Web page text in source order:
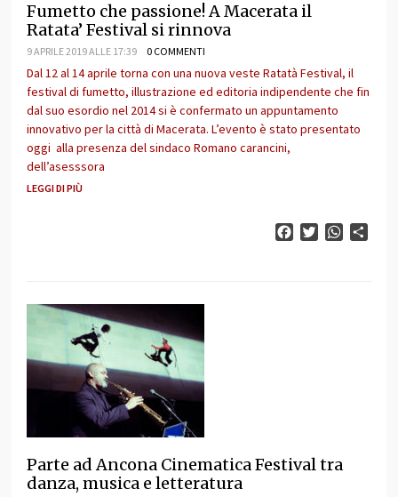
Fumetto che passione! A Macerata il
Ratata’ Festival si rinnova
9 APRILE 2019 ALLE 17:39 0 COMMENTI
Dal 12 al 14 aprile torna con una nuova veste Ratatà Festival, il
festival di fumetto, illustrazione ed editoria indipendente che fin
dal suo esordio nel 2014 si è confermato un appuntamento
innovativo per la città di Macerata. L’evento è stato presentato
oggi alla presenza del sindaco Romano carancini,
dell’asesssora
LEGGI DI PIÙ
FacebookTwitter
Parte ad Ancona Cinematica Festival tra
danza, musica e letteratura